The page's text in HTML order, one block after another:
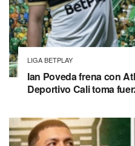
LIGA BETPLAY
Ian Poveda frena con
Deportivo Cali toma